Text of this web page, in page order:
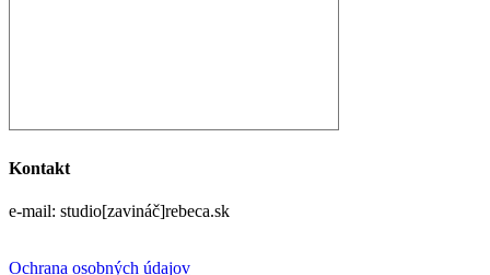
Kontakt
e-mail: studio[zavináč]rebeca.sk
Ochrana osobných údajov